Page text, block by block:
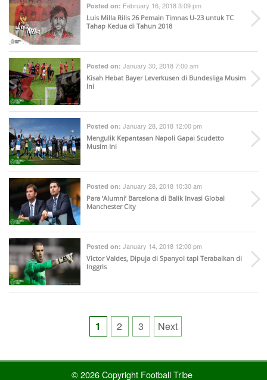
Posted on: February 16, 2018 3:09 pm
Luis Milla Rilis 26 Pemain Timnas U-23 untuk TC
Tahap Kedua di Tahun 2018
Posted on: January 30, 2018 7:00 am
Kisah Hebat Bayer Leverkusen di Bundesliga Musim
Ini
Posted on: January 28, 2018 12:00 pm
Mengulik Kepantasan Napoli Gapai Scudetto
Musim Ini
Posted on: January 28, 2018 10:30 am
Para ‘Alumni’ Barcelona di Balik Invasi Global
Manchester City
Posted on: January 14, 2018 12:00 pm
Victor Valdes, Dipuja di Spanyol tapi Terabaikan di
Inggris
Posts
pagination
1 2 3 Next
© 2026 Copyright Football Tribe